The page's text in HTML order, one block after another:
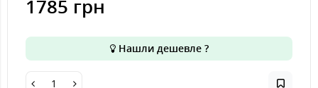
1785 грн
Нашли дешевле ?